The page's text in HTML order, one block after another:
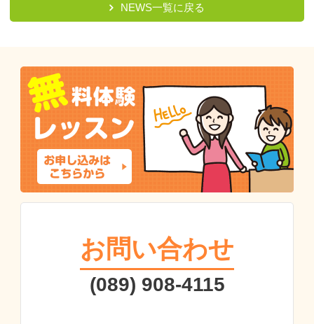
NEWS一覧に戻る
お問い合わせ
(089) 908-4115